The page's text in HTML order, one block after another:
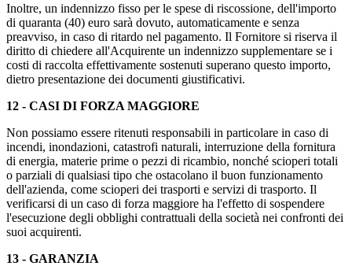
Inoltre, un indennizzo fisso per le spese di riscossione, dell'importo
di quaranta (40) euro sarà dovuto, automaticamente e senza
preavviso, in caso di ritardo nel pagamento. Il Fornitore si riserva il
diritto di chiedere all'Acquirente un indennizzo supplementare se i
costi di raccolta effettivamente sostenuti superano questo importo,
dietro presentazione dei documenti giustificativi.
12 - CASI DI FORZA MAGGIORE
Non possiamo essere ritenuti responsabili in particolare in caso di
incendi, inondazioni, catastrofi naturali, interruzione della fornitura
di energia, materie prime o pezzi di ricambio, nonché scioperi totali
o parziali di qualsiasi tipo che ostacolano il buon funzionamento
dell'azienda, come scioperi dei trasporti e servizi di trasporto. Il
verificarsi di un caso di forza maggiore ha l'effetto di sospendere
l'esecuzione degli obblighi contrattuali della società nei confronti dei
suoi acquirenti.
13 - GARANZIA